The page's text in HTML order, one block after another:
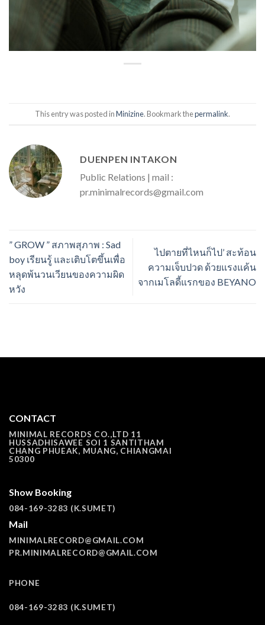
This entry was posted inMinizine. Bookmark thepermalink.
DUENPEN INTAKON
Public Relations | mail :
pr.minimalrecords@gmail.com
” GROW ” สภาพสุภาพ : Sad
boy เรียนรู้ และเติบโตขึ้นเพื่อ
หลุดพ้นวนเวียนของความผิด
หวัง
ไปตายที่ไหนก็ไป’ สะท้อน
ความเจ็บปวด ด้วยแรงแค้น
จากเมโลดี้แรกของ BEYANO
CONTACT
MINIMAL RECORDS CO.,LTD 11
HUSSADHISAWEE SOI 1 SANTITHAM
CHANG PHUEAK, MUANG, CHIANGMAI
50300
Show Booking
084-169-3283 (K.SUMET)
Mail
MINIMALRECORD@GMAIL.COM
PR.MINIMALRECORD@GMAIL.COM
PHONE
084-169-3283 (K.SUMET)